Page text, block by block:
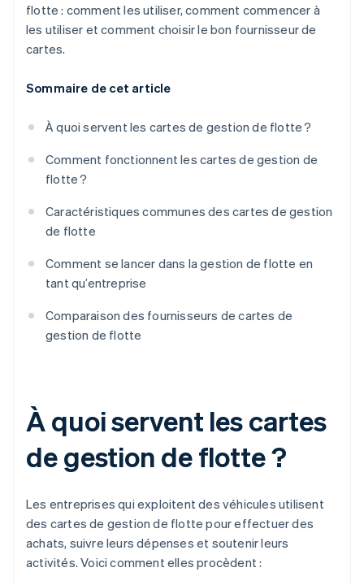
flotte : comment les utiliser, comment commencer à
les utiliser et comment choisir le bon fournisseur de
cartes.
Sommaire de cet article
À quoi servent les cartes de gestion de flotte ?
Comment fonctionnent les cartes de gestion de
flotte ?
Caractéristiques communes des cartes de gestion
de flotte
Comment se lancer dans la gestion de flotte en
tant qu’entreprise
Comparaison des fournisseurs de cartes de
gestion de flotte
À quoi servent les cartes
de gestion de flotte ?
Les entreprises qui exploitent des véhicules utilisent
des cartes de gestion de flotte pour effectuer des
achats, suivre leurs dépenses et soutenir leurs
activités. Voici comment elles procèdent :